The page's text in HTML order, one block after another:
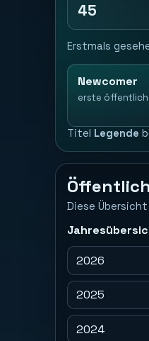
45
Erstmals
Newcomer
erste
Titel Legende
Diese
2026
2025
2024